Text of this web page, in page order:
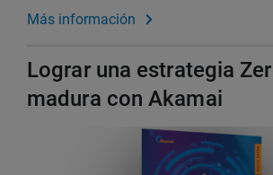
Más información
Lograr una estrategia
madura con Akamai